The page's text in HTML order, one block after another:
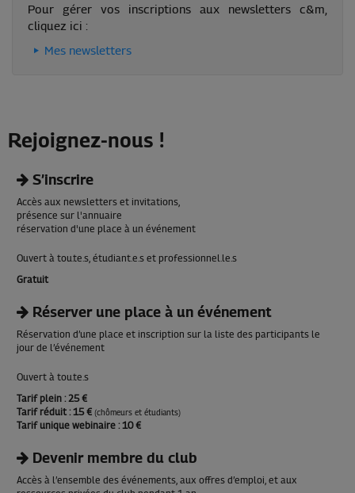
Pour gérer vos inscriptions aux newsletters c&m,
cliquez ici :
Mes newsletters
Rejoignez-nous !
S’inscrire
Accès aux newsletters et invitations,
présence sur l'annuaire
réservation d'une place à un événement
Ouvert à tou.te.s, étudiant.e.s et professionnel.le.s
Gratuit
Réserver une place à un événement
Réservation d’une place et inscription sur la liste des participants le
jour de l’événement
Ouvert à tou.te.s
Tarif plein : 25 €
Tarif réduit : 15 € (chômeurs et étudiants)
Tarif unique webinaire : 10 €
Devenir membre du club
Accès à l’ensemble des événements, aux offres d’emploi, et aux